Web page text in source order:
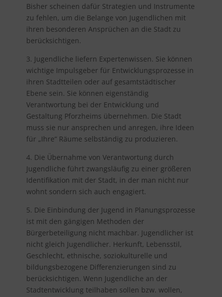
Bisher scheinen dafür Strategien und Instrumente
zu fehlen, um die Belange von Jugendlichen mit
ihren besonderen Ansprüchen an die Stadt zu
berücksichtigen.
3. Jugendliche liefern Expertenwissen. Sie können
wichtige Impulsgeber für Entwicklungsprozesse in
ihren Stadtteilen oder auf gesamtstädtischer
Ebene sein. Sie können eigenständig
Verantwortung bei der Entwicklung und
Gestaltung Pforzheims übernehmen. Die Stadt
muss sie nur ansprechen und anregen, ihre Ideen
für „Ihre“ Räume selbständig zu produzieren.
4. Die Übernahme von Verantwortung durch
Jugendliche führt zwangsläufig zu einer größeren
Identifikation mit der Stadt, in der man nicht nur
wohnt sondern sich auch engagiert.
5. Die Einbindung der Jugend in Planungsprozesse
ist mit den gängigen Methoden der
Bürgerbeteiligung nicht machbar. Jugendlicher ist
nicht gleich Jugendlicher. Herkunft, Lebensstil,
Geschlecht, ethnische, soziokulturelle und
bildungsbezogene Differenzierungen sind zu
berücksichtigen. Wenn Jugendliche an der
Stadtentwicklung teilhaben sollen bzw. wollen,